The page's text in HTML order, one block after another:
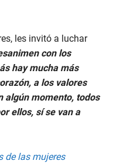
les invitó a luchar
con los
hay mucha más
a los valores
algún momento, todos
ellos, sí se van a
de las mujeres